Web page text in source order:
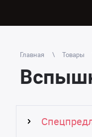
Главная Товары